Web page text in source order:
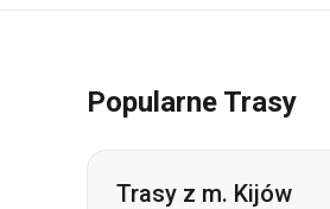
Popularne Trasy
Trasy z m. Kijów